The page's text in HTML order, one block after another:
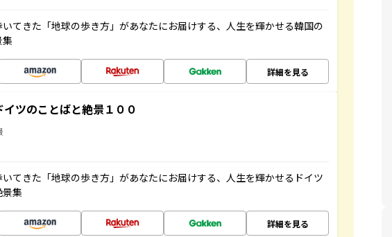
てきた「地球の歩き方」があなたにお届けする、人生を輝かせる韓国の
詳細を見る
ツのことばと絶景１００
てきた「地球の歩き方」があなたにお届けする、人生を輝かせるドイツ
集
詳細を見る